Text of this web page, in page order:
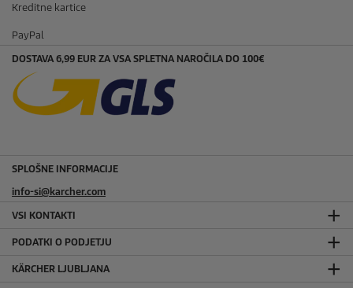
Kreditne kartice
PayPal
DOSTAVA 6,99 EUR ZA VSA SPLETNA NAROČILA DO 100€
SPLOŠNE INFORMACIJE
info-si@karcher.com
VSI KONTAKTI
PODATKI O PODJETJU
KÄRCHER LJUBLJANA